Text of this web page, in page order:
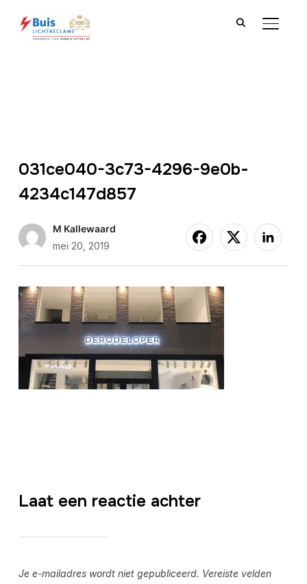
031ce040-3c73-4296-9e0b-
4234c147d857
M Kallewaard
mei 20, 2019
Laat een reactie achter
Je e-mailadres wordt niet gepubliceerd. Vereiste velden